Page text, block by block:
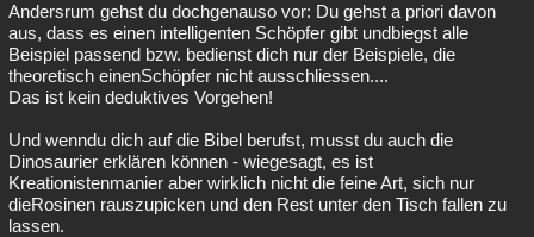
Andersrum gehst du dochgenauso vor: Du gehst a priori davon
aus, dass es einen intelligenten Schöpfer gibt undbiegst alle
Beispiel passend bzw. bedienst dich nur der Beispiele, die
theoretisch einenSchöpfer nicht ausschliessen....
Das ist kein deduktives Vorgehen!
Und wenndu dich auf die Bibel berufst, musst du auch die
Dinosaurier erklären können - wiegesagt, es ist
Kreationistenmanier aber wirklich nicht die feine Art, sich nur
dieRosinen rauszupicken und den Rest unter den Tisch fallen zu
lassen.